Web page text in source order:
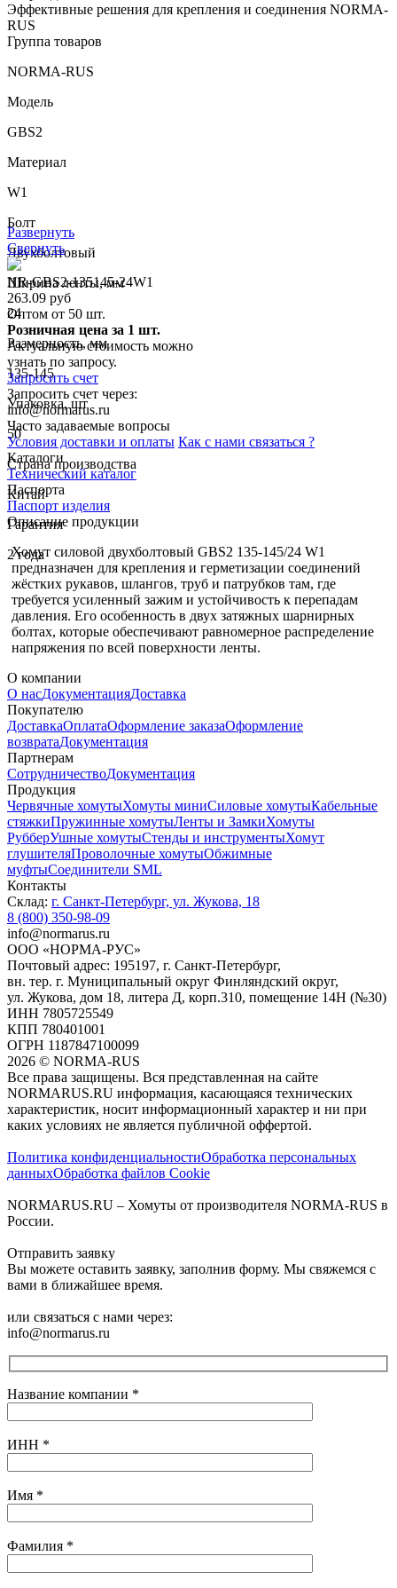
Эффективные решения для крепления и соединения NORMA-
RUS
Группа товаров
NORMA-RUS
Модель
GBS2
Материал
W1
Болт
Двухболтовый
Ширина ленты, мм
24
Размерность, мм
135-145
Упаковка, шт
50
Страна производства
Китай
Гарантия
2 года
Развернуть
Свернуть
NR-GBS2-135145-24W1
263.09 руб
Оптом от 50 шт.
Розничная цена за 1 шт.
Актуальную стоимость можно
узнать по запросу.
Запросить счет
Запросить счет через:
info@normarus.ru
Часто задаваемые вопросы
Условия доставки и оплаты Как с нами связаться ?
Каталоги
Технический каталог
Паспорта
Паспорт изделия
Описание продукции
Хомут силовой двухболтовый GBS2 135-145/24 W1
предназначен для крепления и герметизации соединений
жёстких рукавов, шлангов, труб и патрубков там, где
требуется усиленный зажим и устойчивость к перепадам
давления. Его особенность в двух затяжных шарнирных
болтах, которые обеспечивают равномерное распределение
напряжения по всей поверхности ленты.
О компании
О насДокументацияДоставка
Покупателю
ДоставкаОплатаОформление заказаОформление
возвратаДокументация
Партнерам
СотрудничествоДокументация
Продукция
Червячные хомутыХомуты миниСиловые хомутыКабельные
стяжкиПружинные хомутыЛенты и ЗамкиХомуты
РубберУшные хомутыСтенды и инструментыХомут
глушителяПроволочные хомутыОбжимные
муфтыСоединители SML
Контакты
Склад: г. Санкт-Петербург, ул. Жукова, 18
8 (800) 350-98-09
info@normarus.ru
ООО «НОРМА-РУС»
Почтовый адрес: 195197, г. Санкт-Петербург,
вн. тер. г. Муниципальный округ Финляндский округ,
ул. Жукова, дом 18, литера Д, корп.310, помещение 14Н (№30)
ИНН 7805725549
КПП 780401001
ОГРН 1187847100099
2026 © NORMA-RUS
Все права защищены. Вся представленная на сайте
NORMARUS.RU информация, касающаяся технических
характеристик, носит информационный характер и ни при
каких условиях не является публичной оффертой.‍
Политика конфиденциальностиОбработка персональных
данныхОбработка файлов Cookie
NORMARUS.RU – Хомуты от производителя NORMA-RUS в
России.
Отправить заявку
Вы можете оставить заявку, заполнив форму. Мы свяжемся с
вами в ближайшее время.
или связаться с нами через:
info@normarus.ru
Название компании *
ИНН *
Имя *
Фамилия *